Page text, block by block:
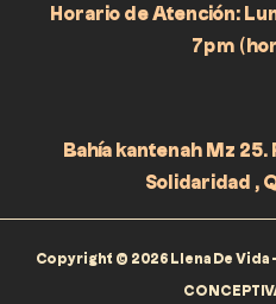
Horario de Atención:
7pm
Bahía kantenah Mz 25.
Solidaridad ,
Copyright © 2026 Llena De Vida